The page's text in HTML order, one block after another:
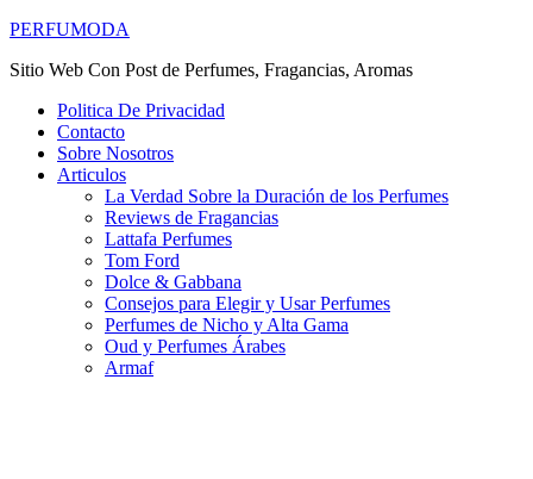
PERFUMODA
Sitio Web Con Post de Perfumes, Fragancias, Aromas
Politica De Privacidad
Contacto
Sobre Nosotros
Articulos
La Verdad Sobre la Duración de los Perfumes
Reviews de Fragancias
Lattafa Perfumes
Tom Ford
Dolce & Gabbana
Consejos para Elegir y Usar Perfumes
Perfumes de Nicho y Alta Gama
Oud y Perfumes Árabes
Armaf